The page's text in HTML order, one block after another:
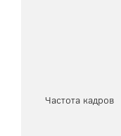
Частота кадров